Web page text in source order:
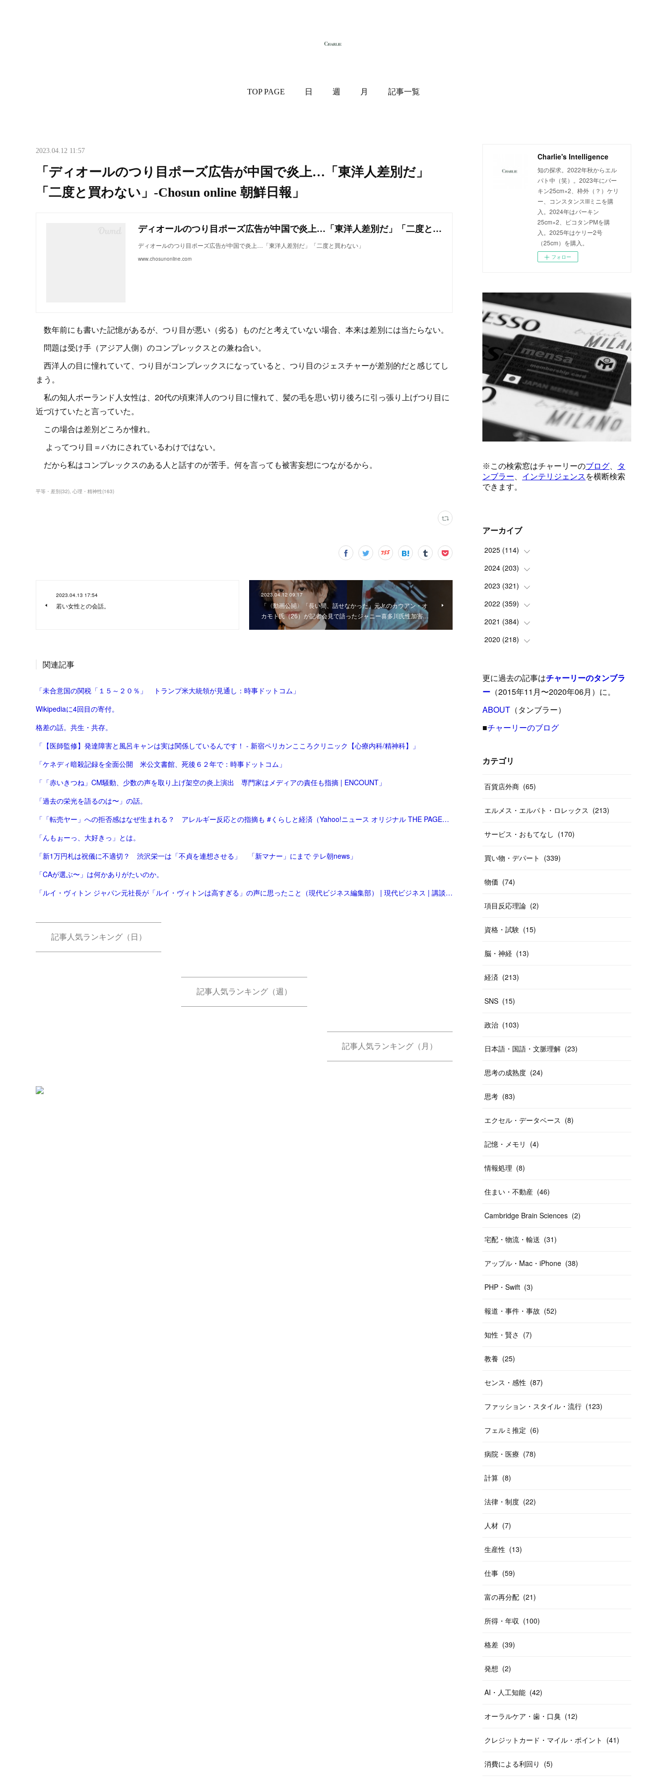
TOP PAGE 日 週 月 記事一覧
2023.04.12 11:57
「ディオールのつり目ポーズ広告が中国で炎上…「東洋人差別だ」
「二度と買わない」-Chosun online 朝鮮日報」
ディオールのつり目ポーズ広告が中国で炎上…「東洋人差別だ」「二度と買わない」
ディオールのつり目ポーズ広告が中国で炎上…「東洋人差別だ」「二度と買わない」
www.chosunonline.com
数年前にも書いた記憶があるが、つり目が悪い（劣る）ものだと考えていない場合、本来は差別には当たらない。
問題は受け手（アジア人側）のコンプレックスとの兼ね合い。
西洋人の目に憧れていて、つり目がコンプレックスになっていると、つり目のジェスチャーが差別的だと感じてし
まう。
私の知人ポーランド人女性は、20代の頃東洋人のつり目に憧れて、髪の毛を思い切り後ろに引っ張り上げつり目に
近づけていたと言っていた。
この場合は差別どころか憧れ。
よってつり目＝バカにされているわけではない。
だから私はコンプレックスのある人と話すのが苦手。何を言っても被害妄想につながるから。
平等・差別(32) 心理・精神性(163)
2023.04.13 17:54
若い女性との会話。
2023.04.12 09:17
「〈動画公開〉「長い間、話せなかった」元Jr.のカウアン・オ
カモト氏（26）が記者会見で語ったジャニー喜多川氏性加害…
関連記事
「未合意国の関税「１５～２０％」 トランプ米大統領が見通し：時事ドットコム」
Wikipediaに4回目の寄付。
格差の話。共生・共存。
「【医師監修】発達障害と風呂キャンは実は関係しているんです！ - 新宿ペリカンこころクリニック【心療内科/精神科】」
「ケネディ暗殺記録を全面公開 米公文書館、死後６２年で：時事ドットコム」
「「赤いきつね」CM騒動、少数の声を取り上げ架空の炎上演出 専門家はメディアの責任も指摘 | ENCOUNT」
「過去の栄光を語るのは〜」の話。
「「転売ヤー」への拒否感はなぜ生まれる？ アレルギー反応との指摘も #くらしと経済（Yahoo!ニュース オリジナル THE PAGE）」
「んもぉーっ、大好きっ」とは。
「新1万円札は祝儀に不適切？ 渋沢栄一は「不貞を連想させる」 「新マナー」にまで テレ朝news」
「CAが選ぶ〜」は何かありがたいのか。
「ルイ・ヴィトン ジャパン元社長が「ルイ・ヴィトンは高すぎる」の声に思ったこと（現代ビジネス編集部） | 現代ビジネス | 講談社（1/4）」
記事人気ランキング（日）
記事人気ランキング（週）
記事人気ランキング（月）
Charlie's Intelligence
知の探求。2022年秋からエル
パト中（笑）。2023年にバー
キン25cm×2、枠外（？）ケリ
ー、コンスタンスIIIミニを購
入。2024年はバーキン
25cm×2、ピコタンPMを購
入。2025年はケリー2号
（25cm）を購入。
フォロー
アーカイブ
2025 (114)
(1)
(8)
(6)
(9)
(5 )
15
(24)
(8 )
17
2024 (203)
(24)
(10)
(18)
(17)
16
(12)
(19 )
(13
( 12
2023 (321)
(25)
(17)
(35)
33 )
(26)
(27 )
(29
(26
2022 (359)
(42)
(37)
(31)
(31)
(31 )
(26
(14
(20
2021 (384)
(9)
(39)
(23)
(40 )
(55
(20
(10
(40
2020 (218)
(24)
(42)
(24 )
(33
(20
更に過去の記事はチャーリーのタンブラ
ー （2015年11月〜2020年06月）に。
ABOUT （タンブラー）
■チャーリーのブログ
カテゴリ
百貨店外商 (65)
エルメス・エルパト・ロレックス (213)
サービス・おもてなし (170)
買い物・デパート (339)
物価 (74)
項目反応理論 (2)
資格・試験 (15)
脳・神経 (13)
経済 (213)
SNS (15)
政治 (103)
日本語・国語・文脈理解 (23)
思考の成熟度 (24)
思考 (83)
エクセル・データベース (8)
記憶・メモリ (4)
情報処理 (8)
住まい・不動産 (46)
Cambridge Brain Sciences (2)
宅配・物流・輸送 (31)
アップル・Mac・iPhone (38)
PHP・Swift (3)
報道・事件・事故 (52)
知性・賢さ (7)
教養 (25)
センス・感性 (87)
ファッション・スタイル・流行 (123)
フェルミ推定 (6)
病院・医療 (78)
計算 (8)
法律・制度 (22)
人材 (7)
生産性 (13)
仕事 (59)
富の再分配 (21)
所得・年収 (100)
格差 (39)
発想 (2)
AI・人工知能 (42)
オーラルケア・歯・口臭 (12)
クレジットカード・マイル・ポイント (41)
消費による利回り (5)